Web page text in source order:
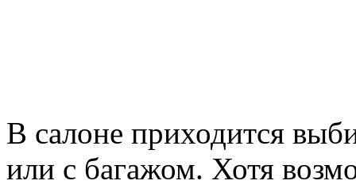
В салоне приходится
или с багажом. Хотя